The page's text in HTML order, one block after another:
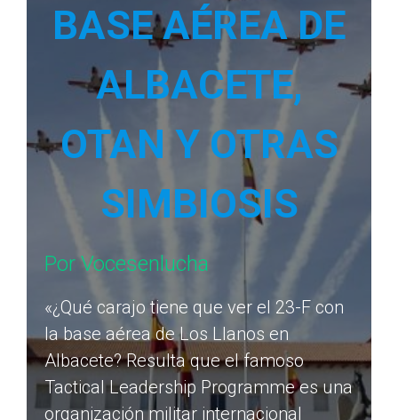
BASE AÉREA DE
ALBACETE,
OTAN Y OTRAS
SIMBIOSIS
Por Vocesenlucha
«¿Qué carajo tiene que ver el 23-F con
la base aérea de Los Llanos en
Albacete? Resulta que el famoso
Tactical Leadership Programme es una
organización militar internacional